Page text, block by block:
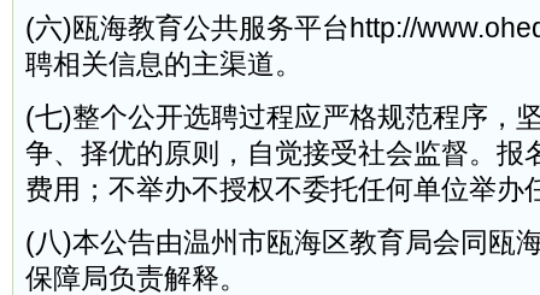
(六)瓯海教育公共服务平台http://
聘相关信息的主渠道。
(七)整个公开选聘过程应严格规范程序，
争、择优的原则，自觉接受社会监督。报
费用；不举办不授权不委托任何单位举办
(八)本公告由温州市瓯海区教育局会同瓯
保障局负责解释。